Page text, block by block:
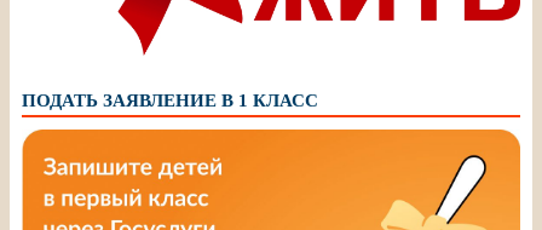
ПОДАТЬ ЗАЯВЛЕНИЕ В 1 КЛАСС